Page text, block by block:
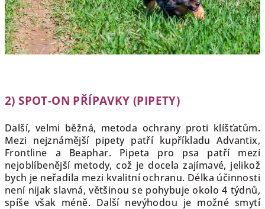
2) SPOT-ON PŘÍPAVKY (PIPETY)
Další, velmi běžná, metoda ochrany proti klíšťatům.
Mezi nejznámější pipety patří kupříkladu Advantix,
Frontline a Beaphar. Pipeta pro psa patří mezi
nejoblíbenější metody, což je docela zajímavé, jelikož
bych je neřadila mezi kvalitní ochranu. Délka účinnosti
není nijak slavná, většinou se pohybuje okolo 4 týdnů,
spíše však méně. Další nevýhodou je možné smytí